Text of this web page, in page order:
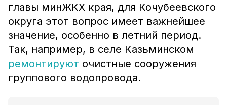
главы минЖКХ края, для Кочубеевского
округа этот вопрос имеет важнейшее
значение, особенно в летний период.
Так, например, в селе Казьминском
ремонтируют очистные сооружения
группового водопровода.